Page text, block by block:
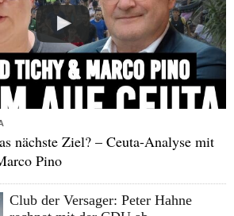
nächste Ziel? – Ceuta-Analyse mit
Pino
Club der Versager: Peter Hahne